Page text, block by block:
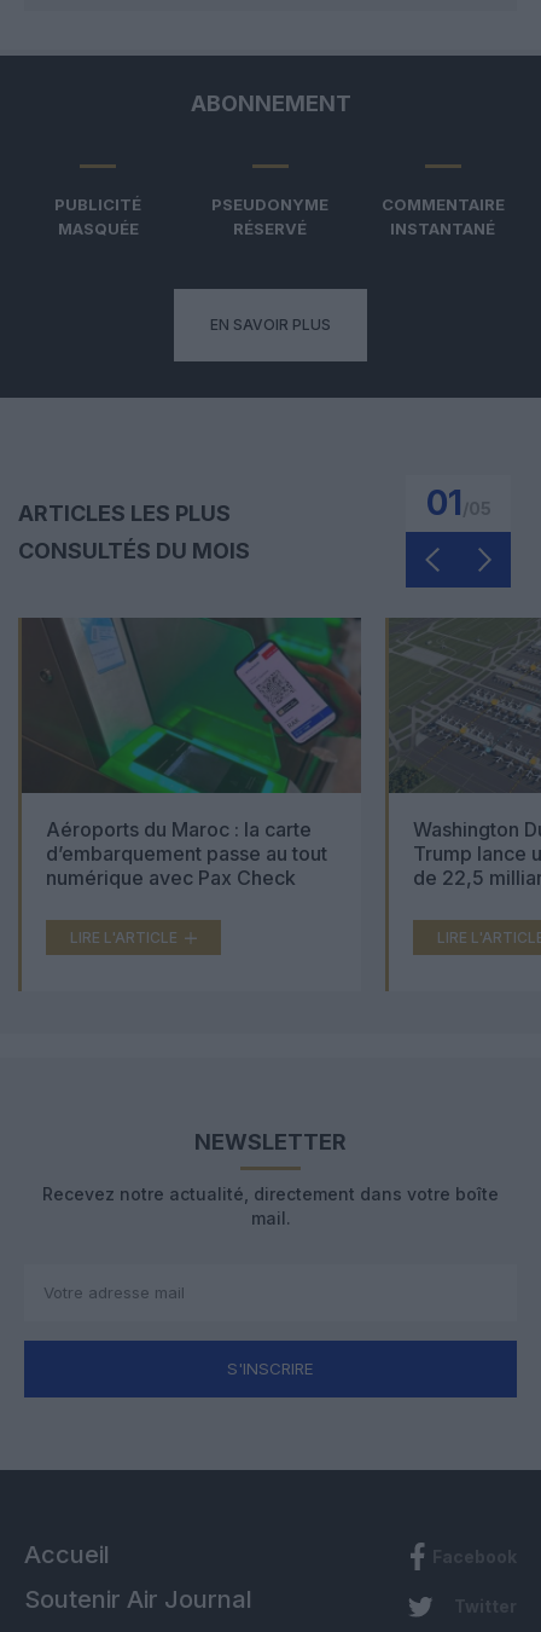
ABONNEMENT
PUBLICITÉ
MASQUÉE
PSEUDONYME
RÉSERVÉ
COMMENTAIRE
INSTANTANÉ
EN SAVOIR PLUS
ARTICLES LES PLUS
CONSULTÉS DU MOIS
01
Aéroports du Maroc : la carte
d’embarquement passe au tout
numérique avec Pax Check
LIRE L'ARTICLE
Washington
Trump lance
de 22,5
LIRE
NEWSLETTER
Recevez notre actualité, directement dans votre boîte
mail.
S'INSCRIRE
Accueil
Soutenir Air Journal